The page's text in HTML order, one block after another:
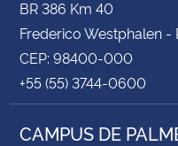
BR 386 Km 40
Frederico Westphalen -
CEP: 98400-000
+55 (55) 3744-0600
CAMPUS DE